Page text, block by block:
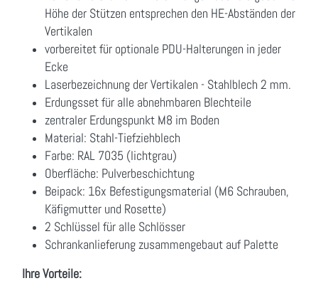
Höhe der Stützen entsprechen den HE-Abständen der
Vertikalen
vorbereitet für optionale PDU-Halterungen in jeder
Ecke
Laserbezeichnung der Vertikalen - Stahlblech 2 mm.
Erdungsset für alle abnehmbaren Blechteile
zentraler Erdungspunkt M8 im Boden
Material: Stahl-Tiefziehblech
Farbe: RAL 7035 (lichtgrau)
Oberfläche: Pulverbeschichtung
Beipack: 16x Befestigungsmaterial (M6 Schrauben,
Käfigmutter und Rosette)
2 Schlüssel für alle Schlösser
Schrankanlieferung zusammengebaut auf Palette
Ihre Vorteile: